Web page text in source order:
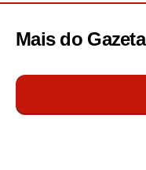
Mais do Gazeta